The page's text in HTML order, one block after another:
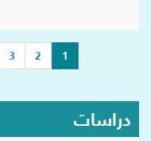
1
2
3
دراسات